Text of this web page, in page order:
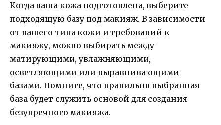
Когда ваша кожа подготовлена, выберите
подходящую базу под макияж. В зависимости
от вашего типа кожи и требований к
макияжу, можно выбирать между
матирующими, увлажняющими,
осветляющими или выравнивающими
базами. Помните, что правильно выбранная
база будет служить основой для создания
безупречного макияжа.